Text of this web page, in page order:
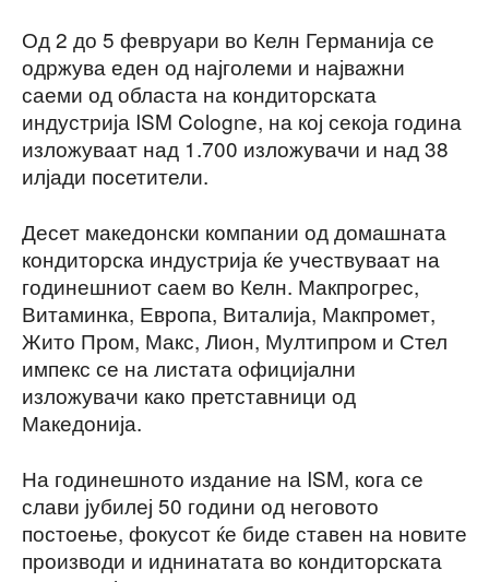
Од 2 до 5 февруари во Келн Германија се
одржува еден од најголеми и најважни
саеми од областа на кондиторската
индустрија ISM Cologne, на кој секоја година
изложуваат над 1.700 изложувачи и над 38
илјади посетители.
Десет македонски компании од домашната
кондиторска индустрија ќе учествуваат на
годинешниот саем во Келн. Макпрогрес,
Витаминка, Европа, Виталија, Макпромет,
Жито Пром, Макс, Лион, Мултипром и Стел
импекс се на листата официјални
изложувачи како претставници од
Македонија.
На годинешното издание на ISM, кога се
слави јубилеј 50 години од неговото
постоење, фокусот ќе биде ставен на новите
производи и иднинатата во кондиторската